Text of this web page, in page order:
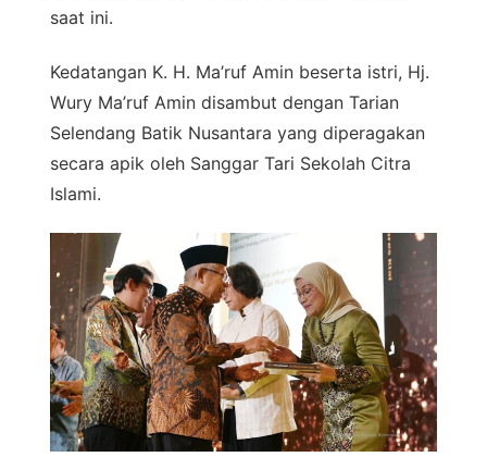
saat ini.
Kedatangan K. H. Ma’ruf Amin beserta istri, Hj.
Wury Ma’ruf Amin disambut dengan Tarian
Selendang Batik Nusantara yang diperagakan
secara apik oleh Sanggar Tari Sekolah Citra
Islami.